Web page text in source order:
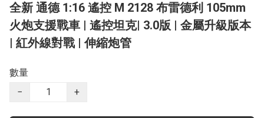
全新 通德 1:16 遙控 M 2128 布雷德利 105mm
火炮支援戰車 | 遙控坦克| 3.0版 | 金屬升級版本
| 紅外線對戰 | 伸縮炮管
數量
−
+